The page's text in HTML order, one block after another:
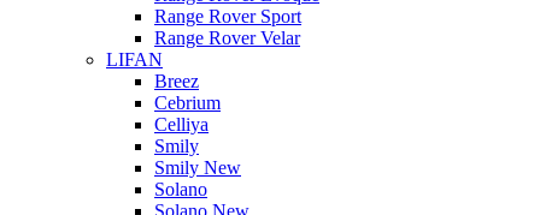
Range Rover Sport
Range Rover Velar
LIFAN
Breez
Cebrium
Celliya
Smily
Smily New
Solano